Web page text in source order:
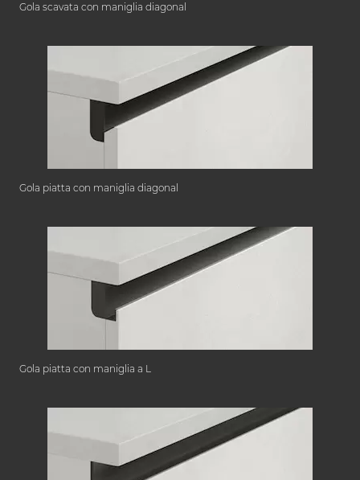
Gola scavata con maniglia diagonal
Gola piatta con maniglia diagonal
Gola piatta con maniglia a L